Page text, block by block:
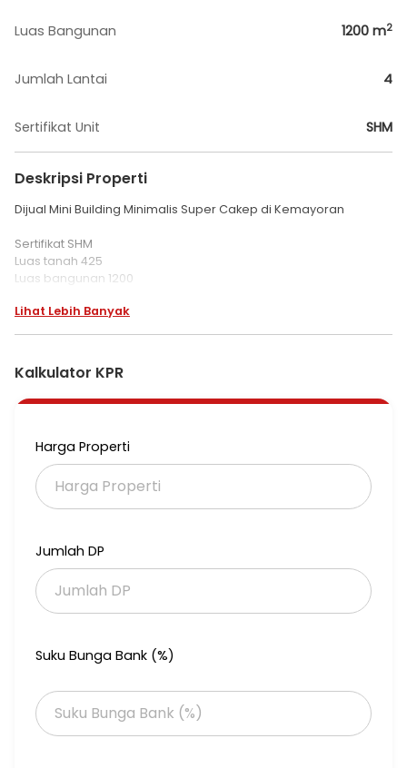
Luas Bangunan 1200 m2
Jumlah Lantai 4
Sertifikat Unit SHM
Deskripsi Properti
Dijual Mini Building Minimalis Super Cakep di Kemayoran
Sertifikat SHM
Luas tanah 425
Luas bangunan 1200
Ada lift
Harga 29.9M Nego
Lihat Lebih Banyak
Kalkulator KPR
Harga Properti
Jumlah DP
Suku Bunga Bank (%)